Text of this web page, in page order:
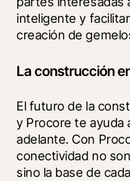
inteligente y
creación de
La construcción
El futuro de la
y Procore te ayuda
adelante. Con
conectividad no
sino la base de